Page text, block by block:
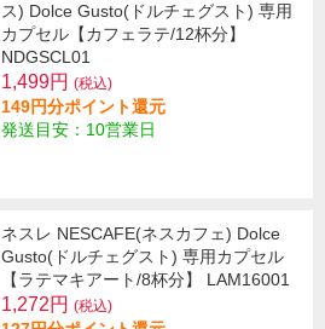
ス) Dolce Gusto(ドルチェグスト) 専用
カプセル【カフェラテ/12杯分】
NDGSCL01
1,499円 (税込)
149円分ポイント還元
発送目安：10営業日
ネスレ NESCAFE(ネスカフェ) Dolce
Gusto(ドルチェグスト) 専用カプセル
【ラテマキアート/8杯分】 LAM16001
1,272円 (税込)